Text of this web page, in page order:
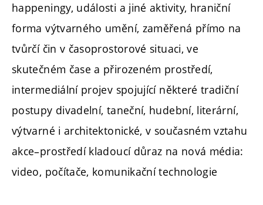
happeningy, události a jiné aktivity, hraniční
forma výtvarného umění, zaměřená přímo na
tvůrčí čin v časoprostorové situaci, ve
skutečném čase a přirozeném prostředí,
intermediální projev spojující některé tradiční
postupy divadelní, taneční, hudební, literární,
výtvarné i architektonické, v současném vztahu
akce–prostředí kladoucí důraz na nová média:
video, počítače, komunikační technologie